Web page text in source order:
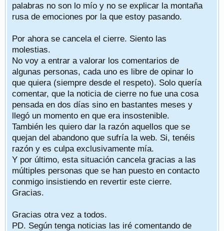
palabras no son lo mío y no se explicar la montaña
rusa de emociones por la que estoy pasando.
Por ahora se cancela el cierre. Siento las
molestias.
No voy a entrar a valorar los comentarios de
algunas personas, cada uno es libre de opinar lo
que quiera (siempre desde el respeto). Solo quería
comentar, que la noticia de cierre no fue una cosa
pensada en dos días sino en bastantes meses y
llegó un momento en que era insostenible.
También les quiero dar la razón aquellos que se
quejan del abandono que sufría la web. Si, tenéis
razón y es culpa exclusivamente mía.
Y por último, esta situación cancela gracias a las
múltiples personas que se han puesto en contacto
conmigo insistiendo en revertir este cierre.
Gracias.
Gracias otra vez a todos.
PD. Según tenga noticias las iré comentando de